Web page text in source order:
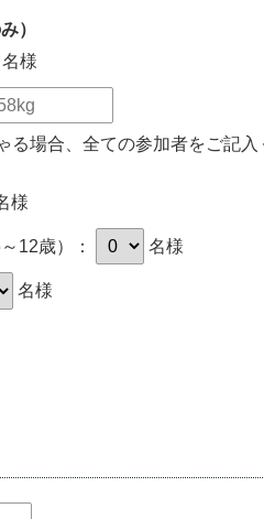
）
名様
る場合、全ての参加者をご記入
様
12歳）： 名様
名様